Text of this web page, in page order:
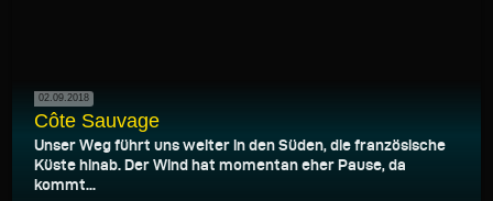
02.09.2018
Côte Sauvage
Unser Weg führt uns weiter in den Süden, die französische
Küste hinab. Der Wind hat momentan eher Pause, da
kommt...